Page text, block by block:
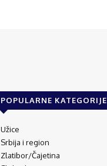
POPULARNE KATEGORIJE
Užice
Srbija i region
Zlatibor/Čajetina